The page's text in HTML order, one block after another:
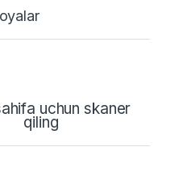
uchun skaner
qiling